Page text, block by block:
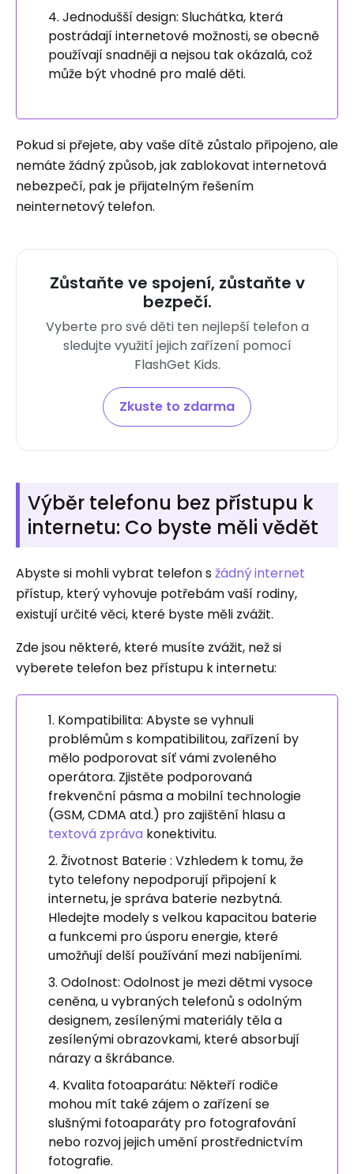
Jednodušší design: Sluchátka, která
postrádají internetové možnosti, se obecně
používají snadněji a nejsou tak okázalá, což
může být vhodné pro malé děti.
Pokud si přejete, aby vaše dítě zůstalo připojeno, ale
nemáte žádný způsob, jak zablokovat internetová
nebezpečí, pak je přijatelným řešením
neinternetový telefon.
Zůstaňte ve spojení, zůstaňte v
bezpečí.
Vyberte pro své děti ten nejlepší telefon a
sledujte využití jejich zařízení pomocí
FlashGet Kids.
Zkuste to zdarma
Výběr telefonu bez přístupu k
internetu: Co byste měli vědět
Abyste si mohli vybrat telefon sžádný internet
přístup, který vyhovuje potřebám vaší rodiny,
existují určité věci, které byste měli zvážit.
Zde jsou některé, které musíte zvážit, než si
vyberete telefon bez přístupu k internetu:
Kompatibilita: Abyste se vyhnuli
problémům s kompatibilitou, zařízení by
mělo podporovat síť vámi zvoleného
operátora. Zjistěte podporovaná
frekvenční pásma a mobilní technologie
(GSM, CDMA atd.) pro zajištění hlasu a
textová zpráva konektivitu.
Životnost Baterie : Vzhledem k tomu, že
tyto telefony nepodporují připojení k
internetu, je správa baterie nezbytná.
Hledejte modely s velkou kapacitou baterie
a funkcemi pro úsporu energie, které
umožňují delší používání mezi nabíjeními.
Odolnost: Odolnost je mezi dětmi vysoce
ceněna, u vybraných telefonů s odolným
designem, zesílenými materiály těla a
zesílenými obrazovkami, které absorbují
nárazy a škrábance.
Kvalita fotoaparátu: Někteří rodiče
mohou mít také zájem o zařízení se
slušnými fotoaparáty pro fotografování
nebo rozvoj jejich umění prostřednictvím
fotografie.